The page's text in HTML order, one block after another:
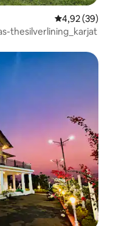
4,92 de uma
4,92 (39)
thesilverlining_karjat